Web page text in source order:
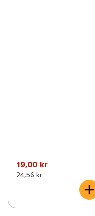
19,00 kr
24,56 kr